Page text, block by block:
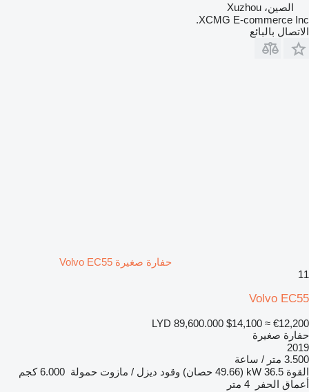
الصين، Xuzhou
XCMG E-commerce Inc.
الاتصال بالبائع
حفارة صغيرة Volvo EC55
11
Volvo EC55
LYD 89,600.000 $14,100 ≈ €12,200
حفارة صغيرة
2019
3.500 متر / ساعة
القوة 36.5 kW (49.66 حصان) وقود ديزل / مازوت حمولة 6.000 كجم
أعماق الحفر
4 متر